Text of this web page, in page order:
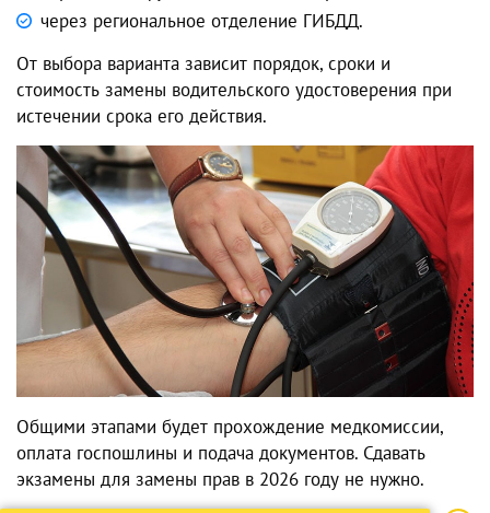
через региональное отделение ГИБДД.
От выбора варианта зависит порядок, сроки и
стоимость замены водительского удостоверения при
истечении срока его действия.
Общими этапами будет прохождение медкомиссии,
оплата госпошлины и подача документов. Сдавать
экзамены для замены прав в 2026 году не нужно.